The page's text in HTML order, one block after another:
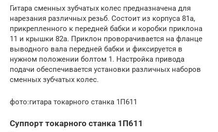
Гитара сменных зубчатых колес предназначена для
нарезания различных резьб. Состоит из корпуса 81а,
прикрепленного к передней бабки и коробки приклона
11 и крышки 82а. Приклон проворачивается на фланце
выводного вала передней бабки и фиксируется в
нужном положении болтом 1. Настройка привода
подачи обеспечивается установки различных наборов
сменных зубчатых колес.
фото:гитара токарного станка 1П611
Суппорт токарного станка 1П611